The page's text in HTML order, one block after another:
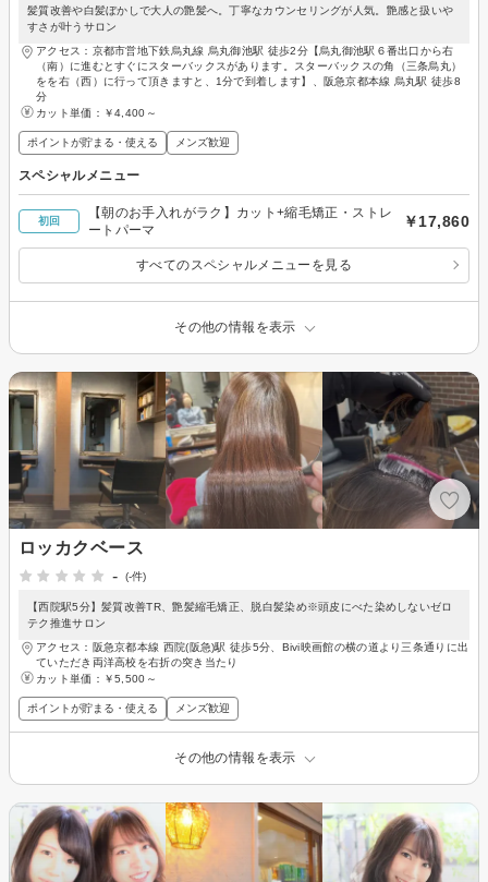
髪質改善や白髪ぼかしで大人の艶髪へ。丁寧なカウンセリングが人気。艶感と扱いや
すさが叶うサロン
アクセス：京都市営地下鉄烏丸線 烏丸御池駅 徒歩2分【烏丸御池駅６番出口から右
（南）に進むとすぐにスターバックスがあります。スターバックスの角（三条烏丸）
をを右（西）に行って頂きますと、1分で到着します】、阪急京都本線 烏丸駅 徒歩8
分
カット単価： ￥4,400～
ポイントが貯まる・使える メンズ歓迎
スペシャルメニュー
初回
【朝のお手入れがラク】カット+縮毛矯正・ストレ
ートパーマ
￥17,860
すべてのスペシャルメニューを見る
その他の情報を表示
ロッカクベース
-
(-件)
【西院駅5分】髪質改善TR、艶髪縮毛矯正、脱白髪染め※頭皮にべた染めしないゼロ
テク推進サロン
アクセス：阪急京都本線 西院(阪急)駅 徒歩5分、Bivi映画館の横の道より三条通りに出
ていただき両洋高校を右折の突き当たり
カット単価： ￥5,500～
ポイントが貯まる・使える メンズ歓迎
その他の情報を表示